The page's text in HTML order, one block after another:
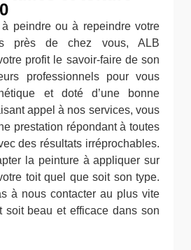
peindre ou à repeindre votre
près de chez vous, ALB
profit le savoir-faire de son
professionnels pour vous
et doté d’une bonne
appel à nos services, vous
prestation répondant à toutes
des résultats irréprochables.
la peinture à appliquer sur
toit quel que soit son type.
à nous contacter au plus vite
soit beau et efficace dans son